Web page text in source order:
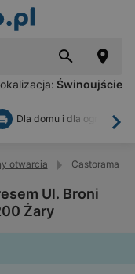
Świnoujście
Dla domu i dla ogrodu
otwarcia Castorama
Ul. Broni
Żary